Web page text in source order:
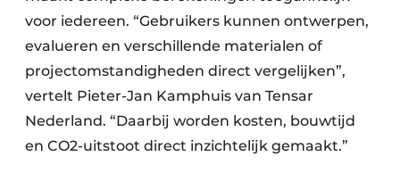
voor iedereen. “Gebruikers kunnen ontwerpen,
evalueren en verschillende materialen of
projectomstandigheden direct vergelijken”,
vertelt Pieter-Jan Kamphuis van Tensar
Nederland. “Daarbij worden kosten, bouwtijd
en CO2-uitstoot direct inzichtelijk gemaakt.”